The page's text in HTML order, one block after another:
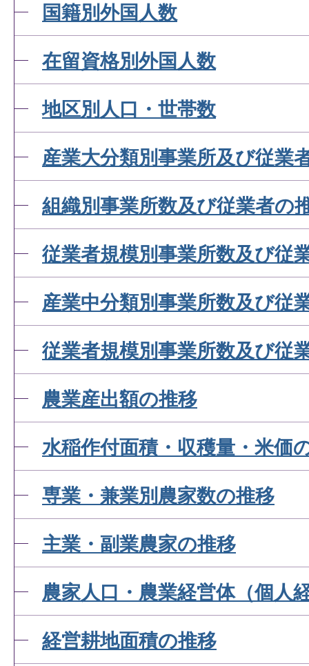
国籍別外国人数
在留資格別外国人数
地区別人口・世帯数
産業大分類別事業所及び従業
組織別事業所数及び従業者の
従業者規模別事業所数及び従
産業中分類別事業所数及び従
従業者規模別事業所数及び従
農業産出額の推移
水稲作付面積・収穫量・米価
専業・兼業別農家数の推移
主業・副業農家の推移
農家人口・農業経営体（個人
経営耕地面積の推移